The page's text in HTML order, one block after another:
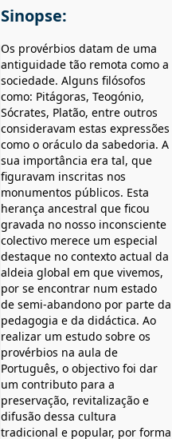
Sinopse:
Os provérbios datam de uma
antiguidade tão remota como a
sociedade. Alguns filósofos
como: Pitágoras, Teogónio,
Sócrates, Platão, entre outros
consideravam estas expressões
como o oráculo da sabedoria. A
sua importância era tal, que
figuravam inscritas nos
monumentos públicos. Esta
herança ancestral que ficou
gravada no nosso inconsciente
colectivo merece um especial
destaque no contexto actual da
aldeia global em que vivemos,
por se encontrar num estado
de semi-abandono por parte da
pedagogia e da didáctica. Ao
realizar um estudo sobre os
provérbios na aula de
Português, o objectivo foi dar
um contributo para a
preservação, revitalização e
difusão dessa cultura
tradicional e popular, por forma